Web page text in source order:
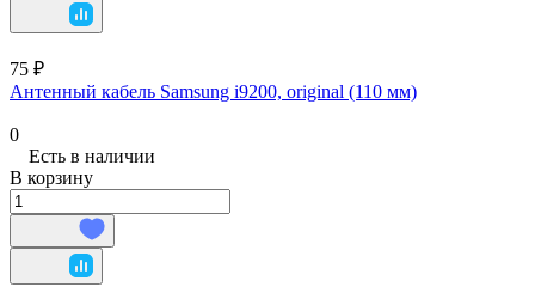
75 ₽
Антенный кабель Samsung i9200, original (110 мм)
0
Есть в наличии
В корзину